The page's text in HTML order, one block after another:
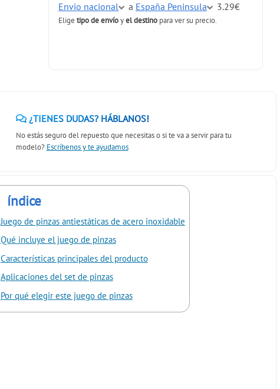
Envio nacional
a España Peninsula 3.29€
Eligetipo de envíoyel destino para ver su precio.
¿TIENES DUDAS? HÁBLANOS!
No estás seguro del repuesto que necesitas o si te va a servir para tu
modelo? Escríbenos y te ayudamos
índice
Juego de pinzas antiestáticas de acero inoxidable
Qué incluye el juego de pinzas
Características principales del producto
Aplicaciones del set de pinzas
Por qué elegir este juego de pinzas